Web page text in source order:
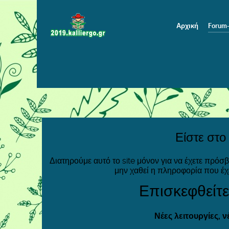
Αρχική
Είστε
Διατηρούμε αυτό το site μόνον για να έχετε
μην χαθεί η πληροφορία που
Νέες λειτουργίες,